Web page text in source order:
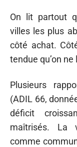
On lit partout
villes les plus
côté achat.
tendue qu’on ne
Plusieurs
(ADIL 66,
déficit
maîtrisés. La
comme